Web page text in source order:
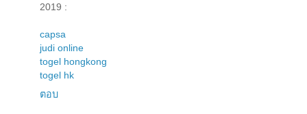
2019 :
capsa
judi online
togel hongkong
togel hk
ตอบ